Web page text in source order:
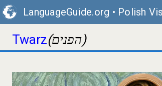
LanguageGuide.org • Polish
Twarz (הפנים)